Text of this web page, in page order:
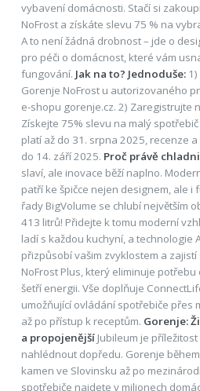
vybavení domácnosti. Stačí si
NoFrost a získáte slevu 75 % na
A to není žádná drobnost – jde o
pro péči o domácnost, které vám
fungování. Jak na to? Jednoduše:1)
Gorenje NoFrost u autorizovaného
e-shopu gorenje.cz. 2) Zaregistrujte
Získejte 75% slevu na malý
platí až do 31. srpna 2025, recenze
do 14. září 2025. Proč právě
slaví, ale inovace běží naplno.
patří ke špičce nejen designem, ale i
řady BigVolume se chlubí největším
413 litrů! Přidejte k tomu moderní
ladí s každou kuchyní, a technologie
přizpůsobí vašim zvyklostem a
NoFrost Plus, který eliminuje
šetří energii. Vše doplňuje
umožňující ovládání spotřebiče přes
až po přístup k receptům. Gorenje:
a propojenějšíJubileum je
nahlédnout dopředu. Gorenje
kamen ve Slovinsku až po
spotřebiče najdete v milionech